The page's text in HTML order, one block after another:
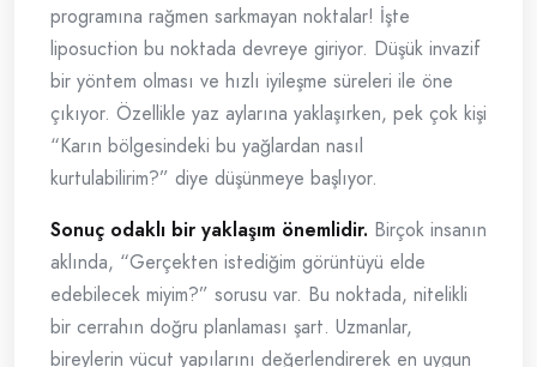
programına rağmen sarkmayan noktalar! İşte
liposuction bu noktada devreye giriyor. Düşük invazif
bir yöntem olması ve hızlı iyileşme süreleri ile öne
çıkıyor. Özellikle yaz aylarına yaklaşırken, pek çok kişi
“Karın bölgesindeki bu yağlardan nasıl
kurtulabilirim?” diye düşünmeye başlıyor.
Sonuç odaklı bir yaklaşım önemlidir. Birçok insanın
aklında, “Gerçekten istediğim görüntüyü elde
edebilecek miyim?” sorusu var. Bu noktada, nitelikli
bir cerrahın doğru planlaması şart. Uzmanlar,
bireylerin vücut yapılarını değerlendirerek en uygun